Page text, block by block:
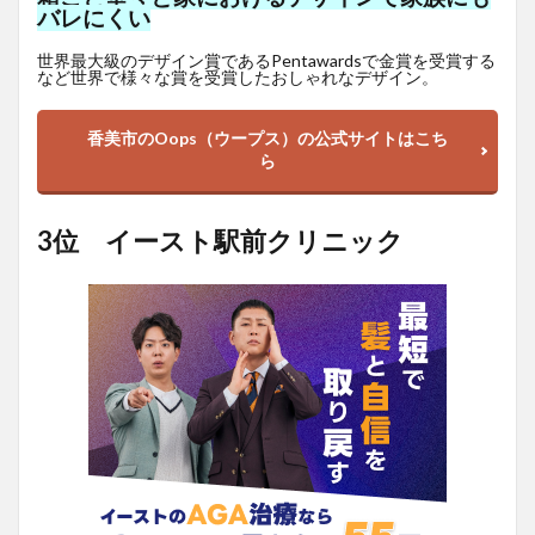
バレにくい
世界最大級のデザイン賞であるPentawardsで金賞を受賞する
など世界で様々な賞を受賞したおしゃれなデザイン。
香美市のOops（ウープス）の公式サイトはこち
ら
3位 イースト駅前クリニック